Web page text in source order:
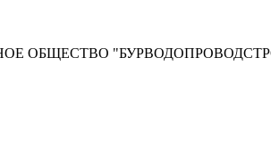
ОБЩЕСТВО